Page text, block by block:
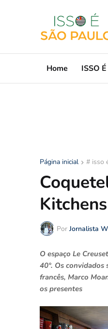
Home ISSO É
Página inicial # isso
Kitchens
Por Jornalista
O espaço Le
40°. Os
francês, Marco
os presentes